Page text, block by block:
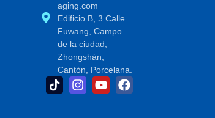
aging.com
Edificio B, 3 Calle
Fuwang, Campo
de la ciudad,
Zhongshán,
Cantón, Porcelana.